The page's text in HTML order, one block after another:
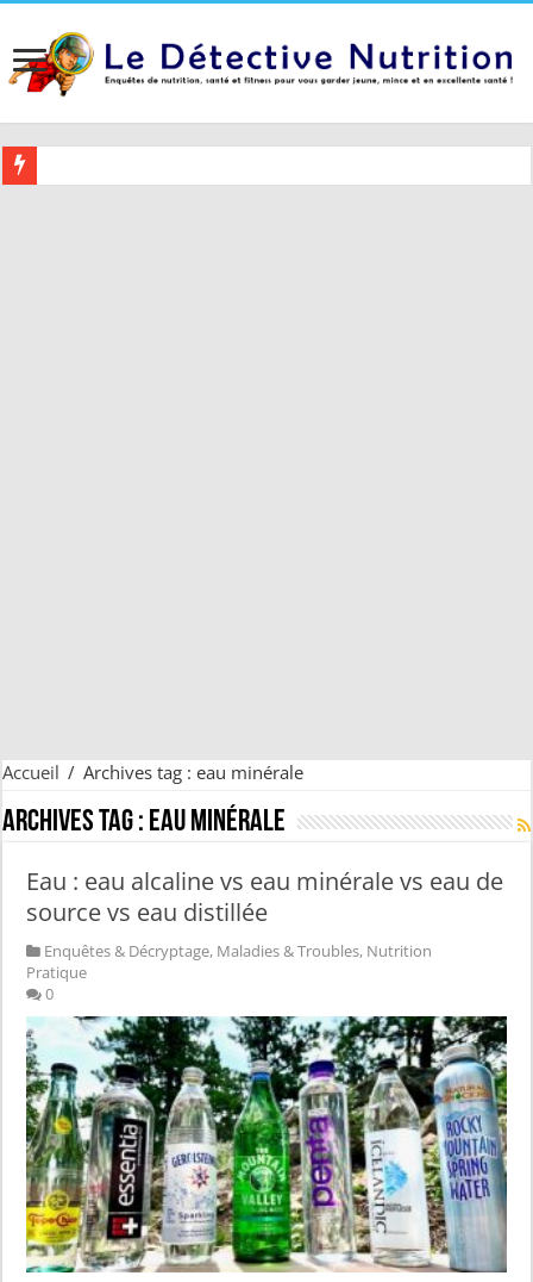
Accueil / Archives tag : eau minérale
Archives tag : eau minérale
Eau : eau alcaline vs eau minérale vs eau de
source vs eau distillée
Enquêtes & Décryptage, Maladies & Troubles, Nutrition
Pratique
0